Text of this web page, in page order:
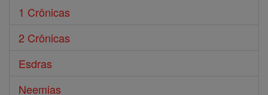
1 Crônicas
2 Crônicas
Esdras
Neemias